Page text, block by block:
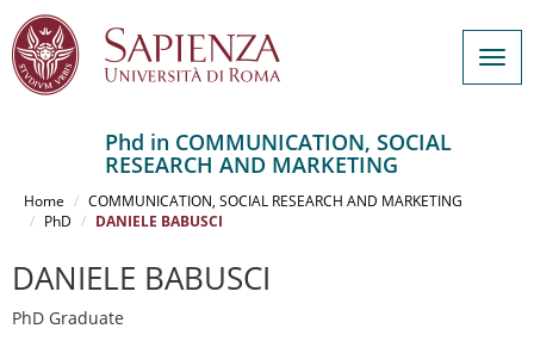
contenuto
Phd in COMMUNICATION, SOCIAL
RESEARCH AND MARKETING
Home
COMMUNICATION, SOCIAL RESEARCH AND MARKETING
PhD
DANIELE BABUSCI
DANIELE BABUSCI
PhD Graduate